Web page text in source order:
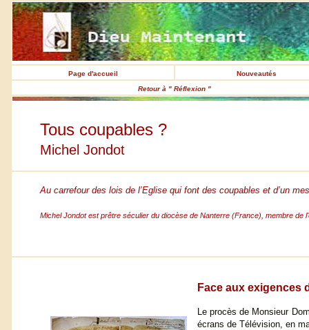
Page d'accueil
Nouveautés
Retour à " Réflexion "
Tous coupables ?
Michel Jondot
Au carrefour des lois de l’Eglise qui font des coupables et d’un
Michel Jondot est prêtre séculier du diocèse de Nanterre (France), membre de
Face aux exigences
Le procès de Monsieur
écrans de Télévision, en